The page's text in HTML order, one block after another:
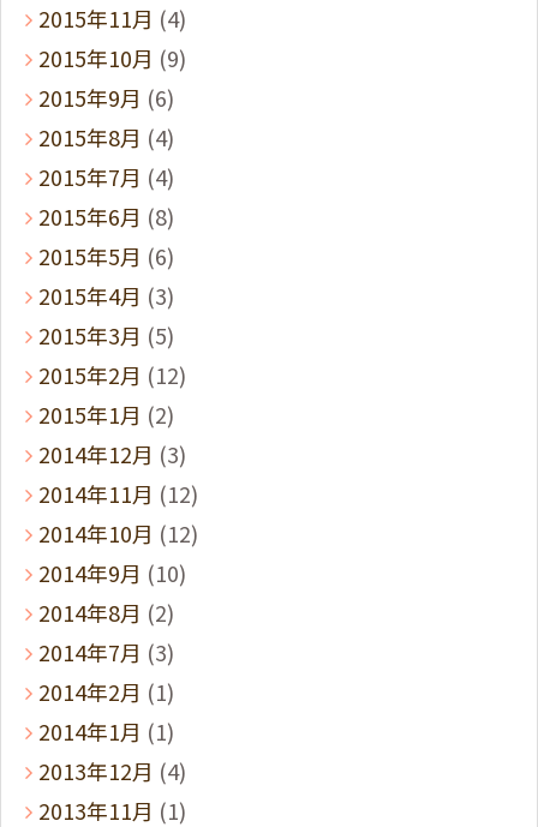
2015年11月 (4)
2015年10月 (9)
2015年9月 (6)
2015年8月 (4)
2015年7月 (4)
2015年6月 (8)
2015年5月 (6)
2015年4月 (3)
2015年3月 (5)
2015年2月 (12)
2015年1月 (2)
2014年12月 (3)
2014年11月 (12)
2014年10月 (12)
2014年9月 (10)
2014年8月 (2)
2014年7月 (3)
2014年2月 (1)
2014年1月 (1)
2013年12月 (4)
2013年11月 (1)